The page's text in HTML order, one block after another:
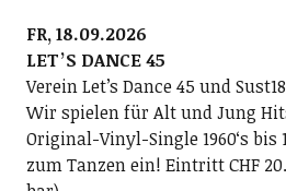
FR, 18.09.2026
LETʼS DANCE 45
Verein Letʼs Dance 45 und
Wir spielen für Alt und Jung
Original-Vinyl-Single 1960ʻs bis
zum Tanzen ein! Eintritt CHF